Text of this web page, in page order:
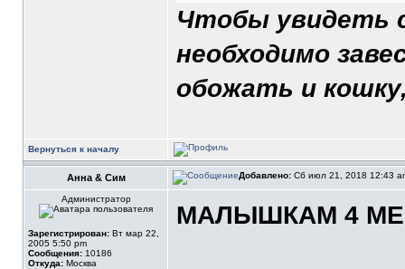
Чтобы увидеть
необходимо
обожать и
Вернуться к началу
Анна & Сим Добавлено: Сб июл 21, 2018 12:43
Администратор
Зарегистрирован: Вт мар 22,
2005 5:50 pm
Сообщения: 10186
Откуда: Москва
МАЛЫШКАМ 4